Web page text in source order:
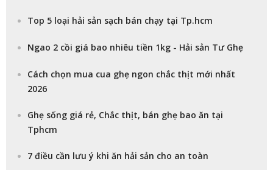
Top 5 loại hải sản sạch bán chạy tại Tp.hcm
Ngao 2 cồi giá bao nhiêu tiền 1kg - Hải sản Tư Ghẹ
Cách chọn mua cua ghẹ ngon chắc thịt mới nhất
2026
Ghẹ sống giá rẻ, Chắc thịt, bán ghẹ bao ăn tại
Tphcm
7 điều cần lưu ý khi ăn hải sản cho an toàn